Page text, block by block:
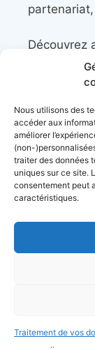
Nous utilisons des
accéder aux
améliorer
(non-
traiter des données
uniques sur ce site.
consentement peut
caractéristiques.
Traitement de vos
partenariat,
Découvrez
le trek et le
européen
Stock